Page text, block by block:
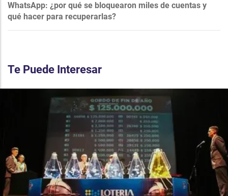
WhatsApp: ¿por qué se bloquearon miles de cuentas y
qué hacer para recuperarlas?
Te Puede Interesar